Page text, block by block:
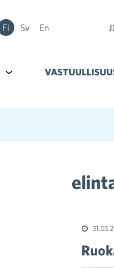
Fi Sv En
Alavalikko kohteelle